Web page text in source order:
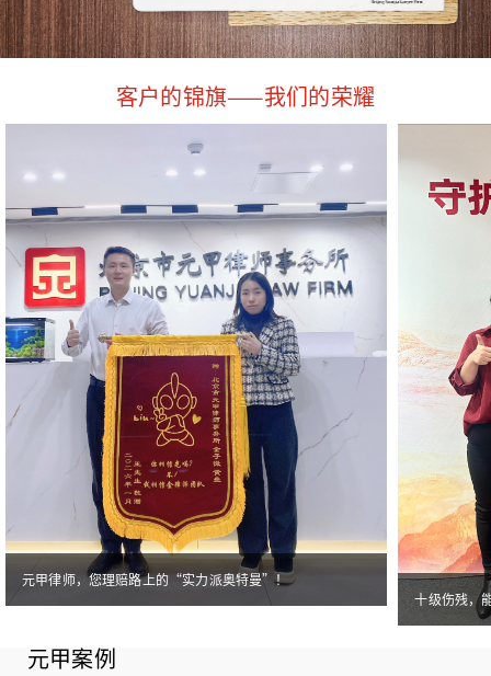
客户的锦旗——我们的荣耀
元甲律师，您理赔路上的“实力派奥特曼”！
十级伤残，
元甲案例